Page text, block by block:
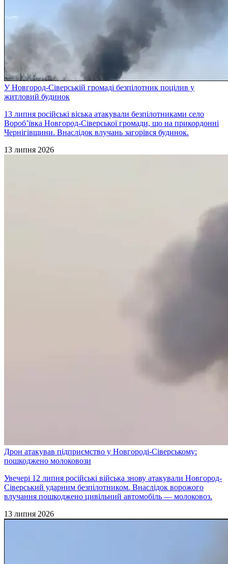
У Новгород-Сіверській громаді безпілотник поцілив у
житловий будинок
13 липня російські віська атакували безпілотниками село
Вороб’ївка Новгород-Сіверської громади, що на прикордонні
Чернігівщини. Внаслідок влучань загорівся будинок.
13 липня 2026
Дрон атакував підприємство у Новгороді-Сіверському:
пошкоджено молоковози
Увечері 12 липня російські війська знову атакували Новгород-
Сіверський ударним безпілотником. Внаслідок ворожого
влучання пошкоджено цивільний автомобіль — молоковоз.
13 липня 2026